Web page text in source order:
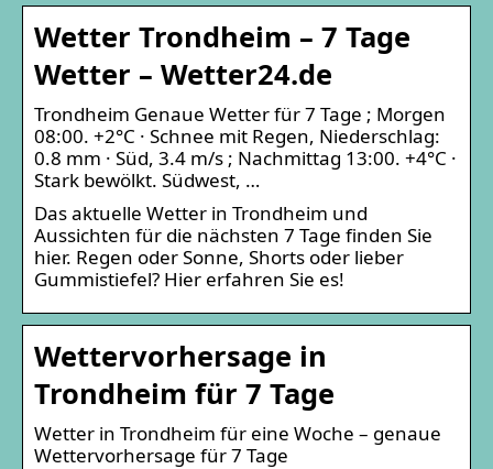
Wetter Trondheim – 7 Tage
Wetter – Wetter24.de
Trondheim Genaue Wetter für 7 Tage ; Morgen
08:00. +2°C · Schnee mit Regen, Niederschlag:
0.8 mm · Süd, 3.4 m/s ; Nachmittag 13:00. +4°C ·
Stark bewölkt. Südwest, …
Das aktuelle Wetter in Trondheim und
Aussichten für die nächsten 7 Tage finden Sie
hier. Regen oder Sonne, Shorts oder lieber
Gummistiefel? Hier erfahren Sie es!
Wettervorhersage in
Trondheim für 7 Tage
Wetter in Trondheim für eine Woche – genaue
Wettervorhersage für 7 Tage